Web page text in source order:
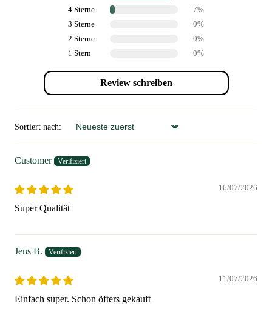
4 Sterne
7%
3 Sterne
0%
2 Sterne
0%
1 Stern
0%
Review schreiben
Sortiert nach: Sort by
Customer
16/07/2026
Super Qualität
Jens B.
11/07/2026
Einfach super. Schon öfters gekauft